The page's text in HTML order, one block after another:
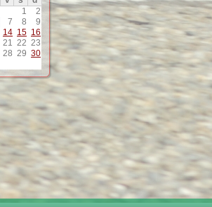
1
2
7 8
9
14 15 16
21 22 23
28 29 30
12
13
15
17